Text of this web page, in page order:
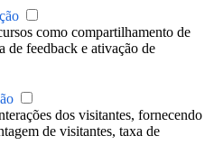
como compartilhamento de
de feedback e ativação de
dos visitantes, fornecendo
de visitantes, taxa de